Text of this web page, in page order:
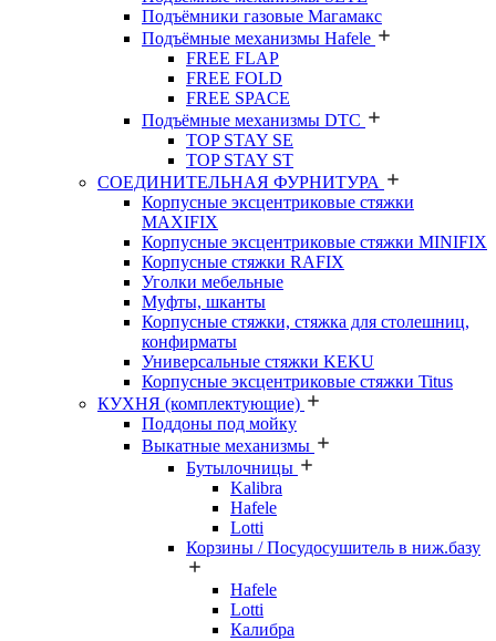
Подъёмники газовые Магамакс
Подъёмные механизмы Hafele
FREE FLAP
FREE FOLD
FREE SPACE
Подъёмные механизмы DTC
TOP STAY SE
TOP STAY ST
СОЕДИНИТЕЛЬНАЯ ФУРНИТУРА
Корпусные эксцентриковые стяжки
MAXIFIX
Корпусные эксцентриковые стяжки MINIFIX
Корпусные стяжки RAFIX
Уголки мебельные
Муфты, шканты
Корпусные стяжки, стяжка для столешниц,
конфирматы
Универсальные стяжки KEKU
Корпусные эксцентриковые стяжки Titus
КУХНЯ (комплектующие)
Поддоны под мойку
Выкатные механизмы
Бутылочницы
Kalibra
Hafele
Lotti
Корзины / Посудосушитель в ниж.базу
Hafele
Lotti
Калибра